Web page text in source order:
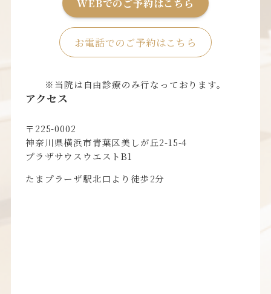
お電話でのご予約はこちら
※当院は自由診療のみ行なっております。
アクセス
〒225-0002
神奈川県横浜市青葉区美しが丘2-15-4
プラザサウスウエストB1
たまプラーザ駅北口より徒歩2分